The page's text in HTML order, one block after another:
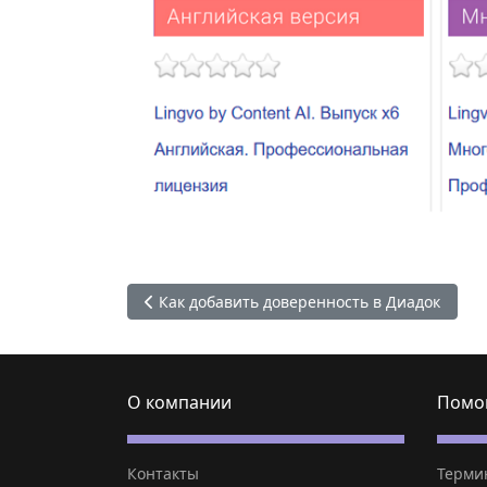
Предыдущий: Как добавить доверенность в
Как добавить доверенность в Диадок
О компании
Контакты